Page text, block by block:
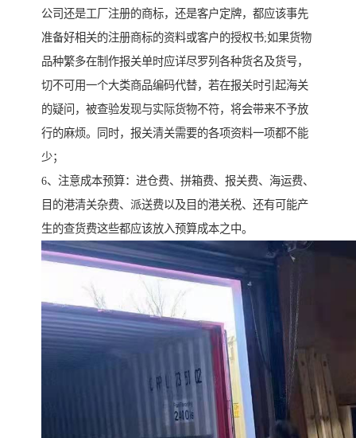
公司还是工厂注册的商标，还是客户定牌，都应该事先
准备好相关的注册商标的资料或客户的授权书;如果货物
品种繁多在制作报关单时应详尽罗列各种货名及货号，
切不可用一个大类商品编码代替，若在报关时引起海关
的疑问，被查验发现与实际货物不符，将会带来不予放
行的麻烦。同时，报关清关需要的各项资料一项都不能
少；
6、注意成本预算：进仓费、拼箱费、报关费、海运费、
目的港清关杂费、派送费以及目的港关税、还有可能产
生的查货费这些都应该放入预算成本之中。